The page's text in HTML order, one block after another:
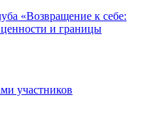
«Возвращение к себе:
и границы
участников